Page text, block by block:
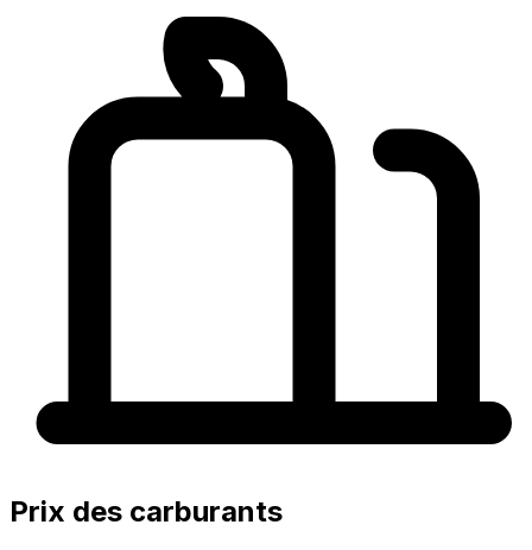
Prix des carburants